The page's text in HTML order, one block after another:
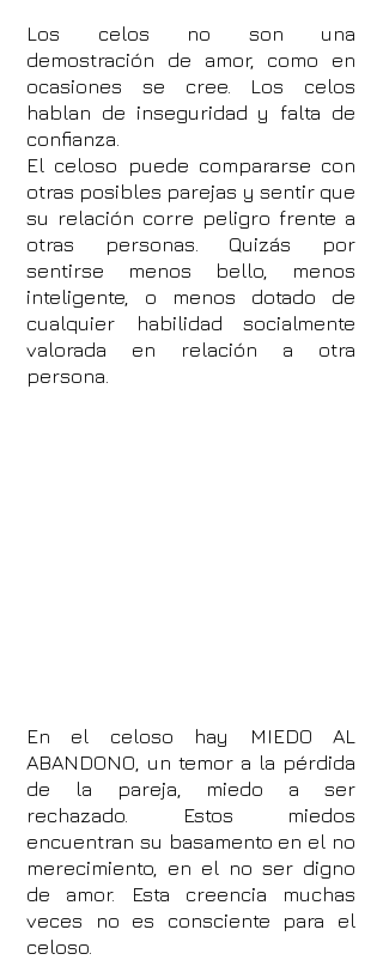
Los celos no son una
demostración de amor, como en
ocasiones se cree. Los celos
hablan de inseguridad y falta de
confianza.
El celoso puede compararse con
otras posibles parejas y sentir que
su relación corre peligro frente a
otras personas. Quizás por
sentirse menos bello, menos
inteligente, o menos dotado de
cualquier habilidad socialmente
valorada en relación a otra
persona.
En el celoso hay MIEDO AL
ABANDONO, un temor a la pérdida
de la pareja, miedo a ser
rechazado. Estos miedos
encuentran su basamento en el no
merecimiento, en el no ser digno
de amor. Esta creencia muchas
veces no es consciente para el
celoso.